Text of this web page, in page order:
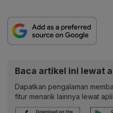
Baca artikel ini lewat
Dapatkan pengalaman
fitur menarik lainnya lewat